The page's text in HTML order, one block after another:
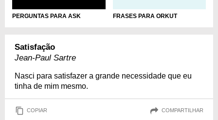
PERGUNTAS PARA ASK FRASES PARA ORKUT
Satisfação
Jean-Paul Sartre
Nasci para satisfazer a grande necessidade que eu
tinha de mim mesmo.
COPIAR COMPARTILHAR